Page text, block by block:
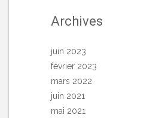
Archives
juin 2023
février 2023
mars 2022
juin 2021
mai 2021